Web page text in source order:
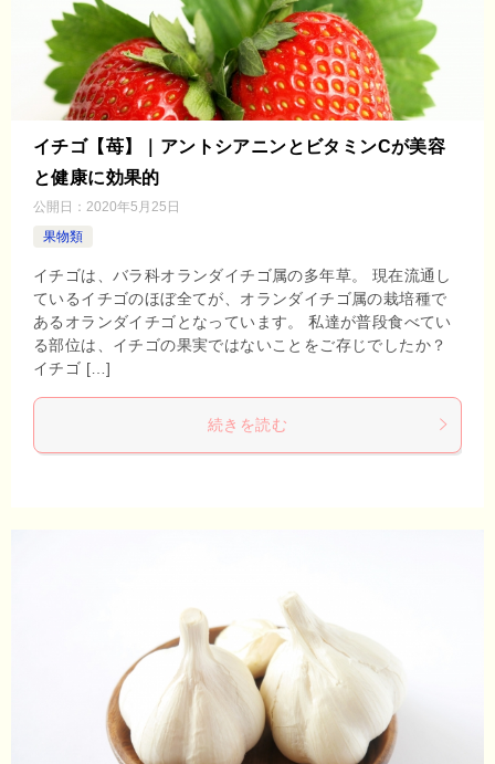
イチゴ【苺】｜アントシアニンとビタミンCが美容
と健康に効果的
公開日： 2020年5月25日
果物類
イチゴは、バラ科オランダイチゴ属の多年草。 現在流通し
ているイチゴのほぼ全てが、オランダイチゴ属の栽培種で
あるオランダイチゴとなっています。 私達が普段食べてい
る部位は、イチゴの果実ではないことをご存じでしたか？
イチゴ […]
続きを読む